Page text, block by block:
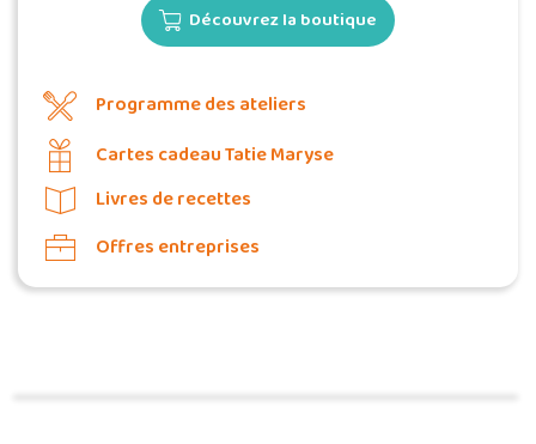
Découvrez la boutique
Programme des ateliers
Cartes cadeau Tatie Maryse
Livres de recettes
Offres entreprises